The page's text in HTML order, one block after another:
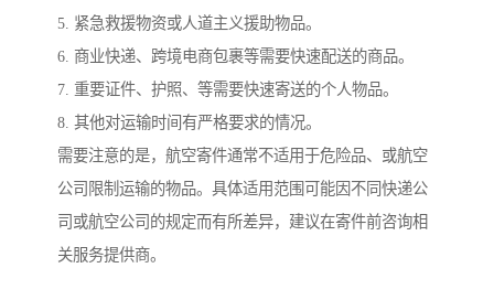
5. 紧急救援物资或人道主义援助物品。
6. 商业快递、跨境电商包裹等需要快速配送的商品。
7. 重要证件、护照、等需要快速寄送的个人物品。
8. 其他对运输时间有严格要求的情况。
需要注意的是，航空寄件通常不适用于危险品、或航空
公司限制运输的物品。具体适用范围可能因不同快递公
司或航空公司的规定而有所差异，建议在寄件前咨询相
关服务提供商。